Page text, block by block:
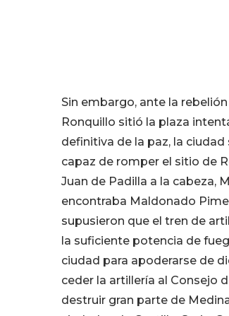
Sin embargo, ante la
Ronquillo sitió la plaza
definitiva de la paz, la
capaz de romper el sitio de
Juan de Padilla a la cabeza,
encontraba Maldonado
supusieron que el tren de
la suficiente potencia de
ciudad para apoderarse de
ceder la artillería al Consejo
destruir gran parte de